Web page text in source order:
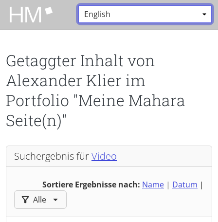
Zum Hauptinhalt zurückspringen
Sprache:
Getaggter Inhalt von
Alexander Klier im
Portfolio "Meine Mahara
Seite(n)"
Suchergebnis fürVideo
Sortiere Ergebnisse nach: Name | Datum |
Ergebnisse filtern nach:
Alle